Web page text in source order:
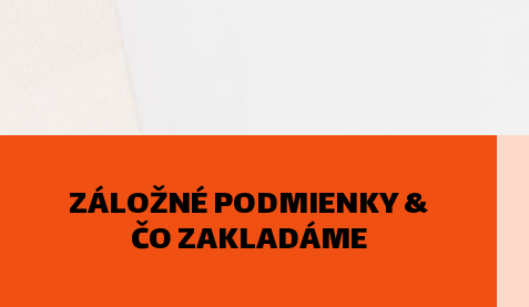
ZÁLOŽNÉ PODMIENKY &
ČO ZAKLADÁME